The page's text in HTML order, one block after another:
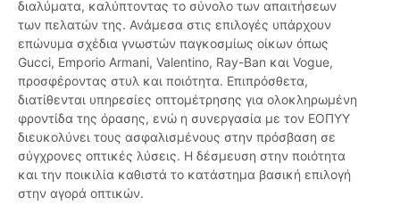
διαλύματα, καλύπτοντας το σύνολο των απαιτήσεων
των πελατών της. Ανάμεσα στις επιλογές υπάρχουν
επώνυμα σχέδια γνωστών παγκοσμίως οίκων όπως
Gucci, Emporio Armani, Valentino, Ray-Ban και Vogue,
προσφέροντας στυλ και ποιότητα. Επιπρόσθετα,
διατίθενται υπηρεσίες οπτομέτρησης για ολοκληρωμένη
φροντίδα της όρασης, ενώ η συνεργασία με τον ΕΟΠΥΥ
διευκολύνει τους ασφαλισμένους στην πρόσβαση σε
σύγχρονες οπτικές λύσεις. Η δέσμευση στην ποιότητα
και την ποικιλία καθιστά το κατάστημα βασική επιλογή
στην αγορά οπτικών.